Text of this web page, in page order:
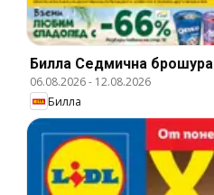
Билла Cедмична брошура
06.08.2026- 12.08.2026
Билла